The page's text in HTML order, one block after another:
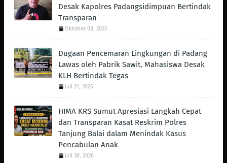
Desak Kapolres Padangsidimpuan Bertindak
Transparan
Oktober 08, 2025
Dugaan Pencemaran Lingkungan di Padang
Lawas oleh Pabrik Sawit, Mahasiswa Desak
KLH Bertindak Tegas ‎
Juli 21, 2026
HIMA KRS Sumut Apresiasi Langkah Cepat
dan Transparan Kasat Reskrim Polres
Tanjung Balai dalam Menindak Kasus
Pencabulan Anak
Juli 30, 2026